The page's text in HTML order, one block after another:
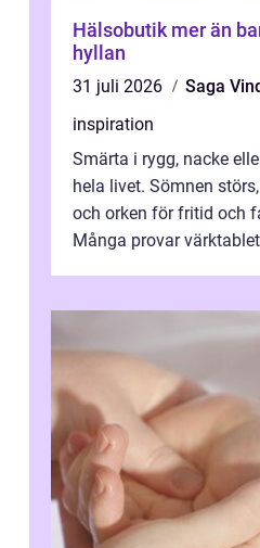
Hälsobutik mer än bara kosttillskott på
hyllan
31 juli 2026
Saga
inspiration
Smärta i rygg, nacke
hela livet. Sömnen
och orken för fritid och
Många provar